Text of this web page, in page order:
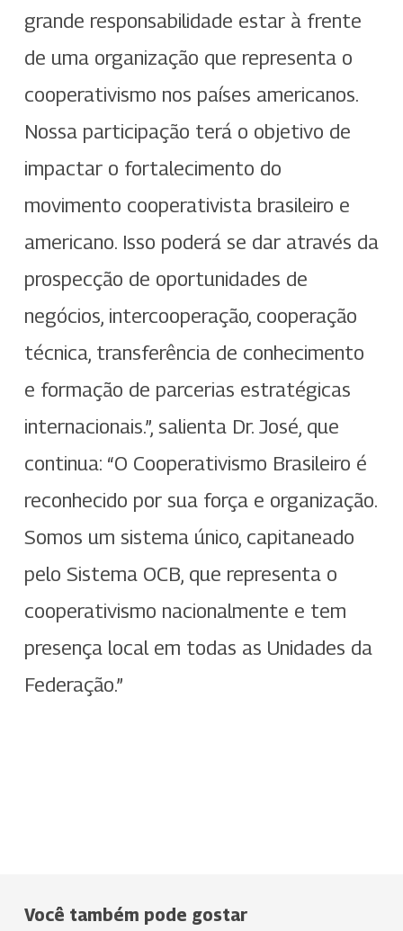
grande responsabilidade estar à frente
de uma organização que representa o
cooperativismo nos países americanos.
Nossa participação terá o objetivo de
impactar o fortalecimento do
movimento cooperativista brasileiro e
americano. Isso poderá se dar através da
prospecção de oportunidades de
negócios, intercooperação, cooperação
técnica, transferência de conhecimento
e formação de parcerias estratégicas
internacionais.”, salienta Dr. José, que
continua: “O Cooperativismo Brasileiro é
reconhecido por sua força e organização.
Somos um sistema único, capitaneado
pelo Sistema OCB, que representa o
cooperativismo nacionalmente e tem
presença local em todas as Unidades da
Federação.”
Você também pode gostar